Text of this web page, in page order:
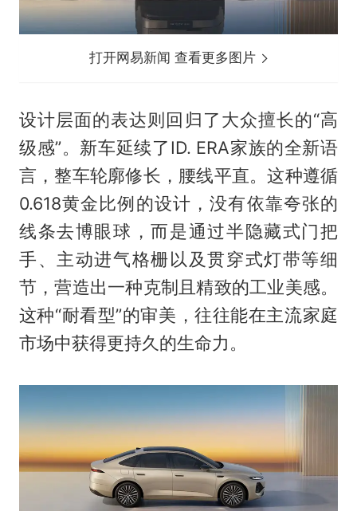
打开网易新闻 查看更多图片
设计层面的表达则回归了大众擅长的“高
级感”。新车延续了ID. ERA家族的全新语
言，整车轮廓修长，腰线平直。这种遵循
0.618黄金比例的设计，没有依靠夸张的
线条去博眼球，而是通过半隐藏式门把
手、主动进气格栅以及贯穿式灯带等细
节，营造出一种克制且精致的工业美感。
这种“耐看型”的审美，往往能在主流家庭
市场中获得更持久的生命力。